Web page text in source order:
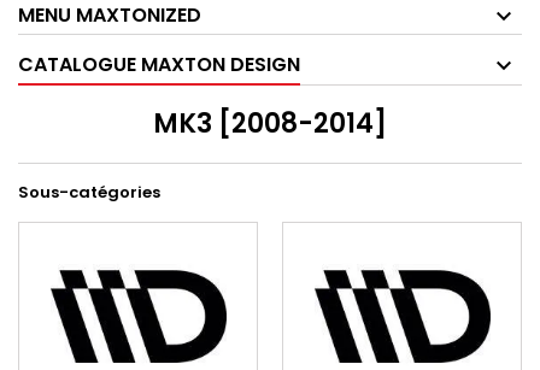
MENU MAXTONIZED
CATALOGUE MAXTON DESIGN
MK3 [2008-2014]
Sous-catégories